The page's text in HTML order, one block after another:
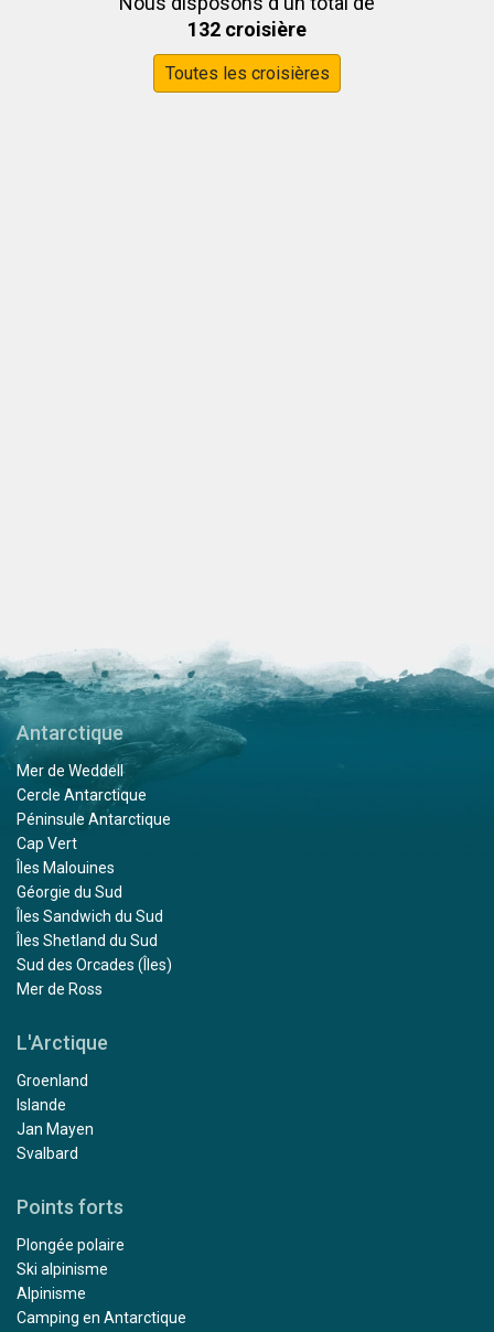
132 croisière
Toutes les croisières
Antarctique
Mer de Weddell
Cercle Antarctique
Péninsule Antarctique
Cap Vert
Îles Malouines
Géorgie du Sud
Îles Sandwich du Sud
Îles Shetland du Sud
Sud des Orcades (Îles)
Mer de Ross
L'Arctique
Groenland
Islande
Jan Mayen
Svalbard
Points forts
Plongée polaire
Ski alpinisme
Alpinisme
Camping en Antarctique